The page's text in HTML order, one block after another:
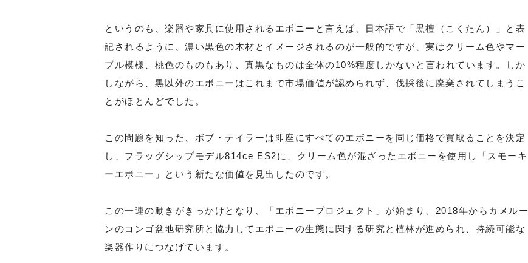
というのも、楽器や家具に使用されるエボニーと言えば、日本語で「黒檀（こくたん）」と表
記されるように、濃い黒色の木材とイメージされるのが一般的ですが、実はクリーム色やマー
ブル模様、桃色のものもあり、真黒なものは全体の10%程度しかないと言われています。しか
しながら、黒以外のエボニーはこれまで市場価値が認められず、伐採後に廃棄されてしまうこ
とがほとんどでした。
この問題を知った、ボブ・テイラーは即座にすべてのエボニーを同じ価格で買取ることを決定
し、フラッグシップモデル814ce ES2に、クリーム色が混ざったエボニーを使用し「スモーキ
ーエボニー」という新たな価値を見出したのです。
この一連の動きがきっかけとなり、「エボニープロジェクト」が始まり、2018年からカメルー
ンのコンゴ盆地研究所と協力してエボニーの生態に関する研究と植林が進められ、持続可能な
楽器作りにつなげています。